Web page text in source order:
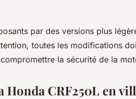
par des versions plus
toutes les modifications
la sécurité de la
CRF250L en